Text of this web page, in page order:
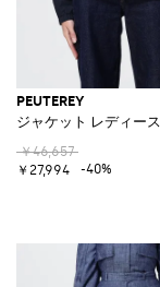
PEUTEREY
ジャケット レディース
￥46,657
￥27,994
-40%